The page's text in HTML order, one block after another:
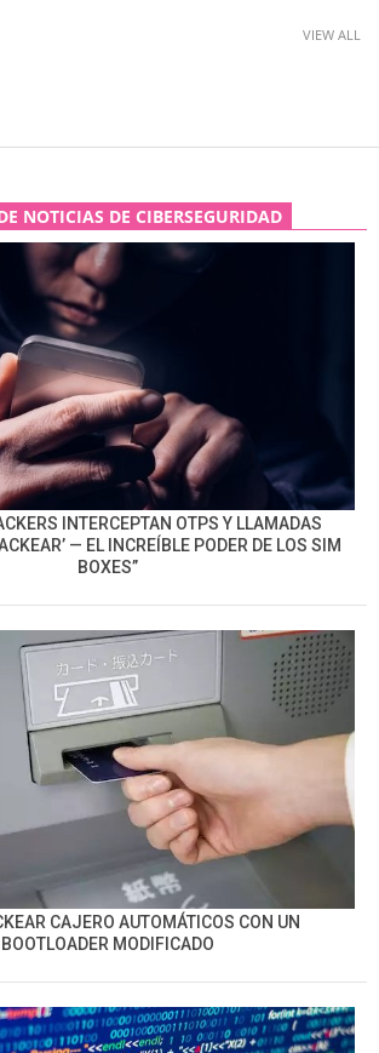
VIEW ALL
NOTICIAS DE CIBERSEGURIDAD
INTERCEPTAN OTPS Y LLAMADAS
— EL INCREÍBLE PODER DE LOS SIM
BOXES”
CAJERO AUTOMÁTICOS CON UN
BOOTLOADER MODIFICADO